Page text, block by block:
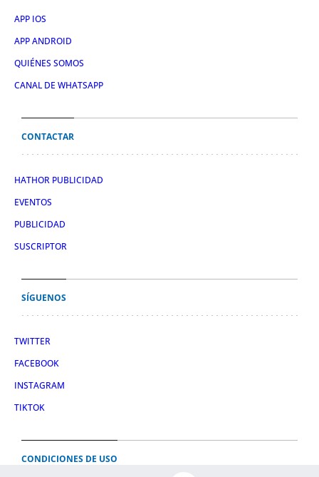
APP IOS
APP ANDROID
QUIÉNES SOMOS
CANAL DE WHATSAPP
CONTACTAR
HATHOR PUBLICIDAD
EVENTOS
PUBLICIDAD
SUSCRIPTOR
SÍGUENOS
TWITTER
FACEBOOK
INSTAGRAM
TIKTOK
CONDICIONES DE USO